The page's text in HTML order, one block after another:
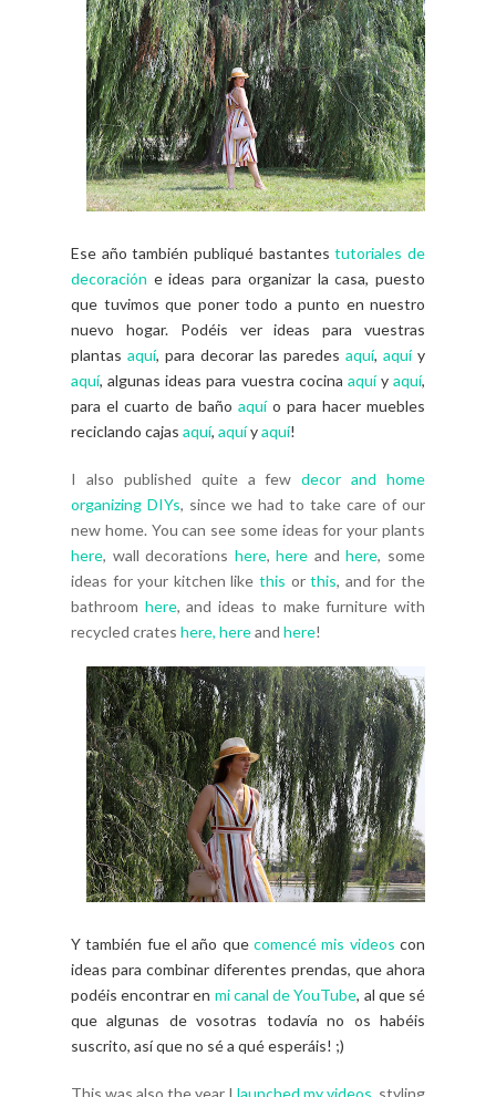
Ese año también publiqué bastantestutoriales de
decoración e ideas para organizar la casa, puesto
que tuvimos que poner todo a punto en nuestro
nuevo hogar. Podéis ver ideas para vuestras
plantas aquí, para decorar las paredes aquí, aquíy
aquí, algunas ideas para vuestra cocina aquíy aquí,
para el cuarto de baño aquío para hacer muebles
reciclando cajas aquí, aquíyaquí!
I also published quite a fewdecor and home
organizing DIYs, since we had to take care of our
new home. You can see some ideas for your plants
here, wall decorations here,here andhere, some
ideas for your kitchen like this orthis, and for the
bathroom here, and ideas to make furniture with
recycled crates here, hereand here!
Y también fue el año que comencé mis videos con
ideas para combinar diferentes prendas, que ahora
podéis encontrar en mi canal de YouTube, al que sé
que algunas de vosotras todavía no os habéis
suscrito, así que no sé a qué esperáis! ;)